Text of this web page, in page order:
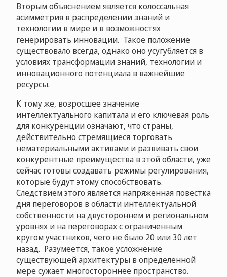
Вторым объяснением является колоссальная
асимметрия в распределении знаний и
технологии в мире и в возможностях
генерировать инновации. Такое положение
существовало всегда, однако оно усугубляется в
условиях трансформации знаний, технологии и
инновационного потенциала в важнейшие
ресурсы.
К тому же, возросшее значение
интеллектуального капитала и его ключевая роль
для конкуренции означают, что страны,
действительно стремящиеся торговать
нематериальными активами и развивать свои
конкурентные преимущества в этой области, уже
сейчас готовы создавать режимы регулирования,
которые будут этому способствовать.
Следствием этого является напряженная повестка
дня переговоров в области интеллектуальной
собственности на двустороннем и региональном
уровнях и на переговорах с ограниченным
кругом участников, чего не было 20 или 30 лет
назад. Разумеется, такое усложнение
существующей архитектуры в определенной
мере сужает многостороннее пространство.